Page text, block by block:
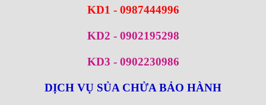
KD1 - 0987444996
KD2 - 0902195298
KD3 - 0902230986
DỊCH VỤ SỦA CHỬA BẢO HÀNH